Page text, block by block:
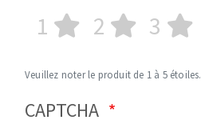
1 2 3
Veuillez noter le produit de 1 à 5 étoiles.
CAPTCHA